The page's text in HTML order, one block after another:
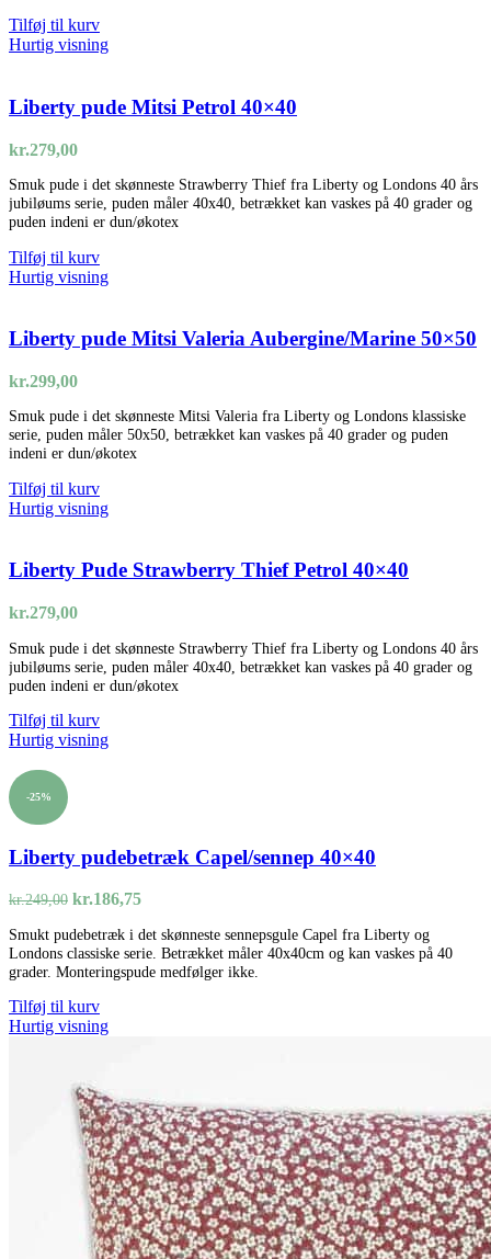
Tilføj til kurv
Hurtig visning
Liberty pude Mitsi Petrol 40×40
kr.279,00
Smuk pude i det skønneste Strawberry Thief fra Liberty og Londons 40 års
jubiløums serie, puden måler 40x40, betrækket kan vaskes på 40 grader og
puden indeni er dun/økotex
Tilføj til kurv
Hurtig visning
Liberty pude Mitsi Valeria Aubergine/Marine 50×50
kr.299,00
Smuk pude i det skønneste Mitsi Valeria fra Liberty og Londons klassiske
serie, puden måler 50x50, betrækket kan vaskes på 40 grader og puden
indeni er dun/økotex
Tilføj til kurv
Hurtig visning
Liberty Pude Strawberry Thief Petrol 40×40
kr.279,00
Smuk pude i det skønneste Strawberry Thief fra Liberty og Londons 40 års
jubiløums serie, puden måler 40x40, betrækket kan vaskes på 40 grader og
puden indeni er dun/økotex
Tilføj til kurv
Hurtig visning
-25%
Liberty pudebetræk Capel/sennep 40×40
kr.249,00 Den
pris
var:
kr.249,00.
kr.186,75Den
pris
er:
kr.186,75.
Smukt pudebetræk i det skønneste sennepsgule Capel fra Liberty og
Londons classiske serie. Betrækket måler 40x40cm og kan vaskes på 40
grader. Monteringspude medfølger ikke.
Tilføj til kurv
Hurtig visning